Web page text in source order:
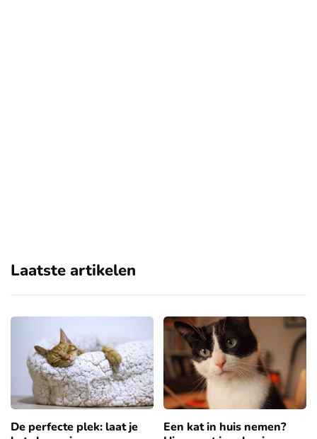
Laatste artikelen
De perfecte plek: laat je
Een kat in huis nemen?